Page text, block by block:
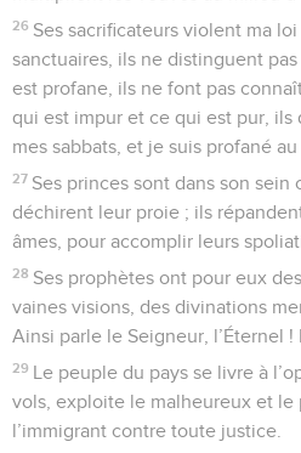
26 Ses sacrificateurs violent ma
sanctuaires, ils ne distinguent
est profane, ils ne font pas
qui est impur et ce qui est pur,
mes sabbats, et je suis profané au
27 Ses princes sont dans son sein
déchirent leur proie ; ils
âmes, pour accomplir leurs
28 Ses prophètes ont pour eux
vaines visions, des divinations
Ainsi parle le Seigneur, l’Éternel !
29 Le peuple du pays se livre à
vols, exploite le malheureux et le
l’immigrant contre toute justice.